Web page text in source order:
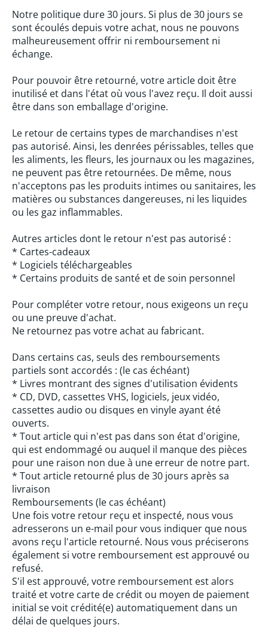
Notre politique dure 30 jours. Si plus de 30 jours se
sont écoulés depuis votre achat, nous ne pouvons
malheureusement offrir ni remboursement ni
échange.
Pour pouvoir être retourné, votre article doit être
inutilisé et dans l'état où vous l'avez reçu. Il doit aussi
être dans son emballage d'origine.
Le retour de certains types de marchandises n'est
pas autorisé. Ainsi, les denrées périssables, telles que
les aliments, les fleurs, les journaux ou les magazines,
ne peuvent pas être retournées. De même, nous
n'acceptons pas les produits intimes ou sanitaires, les
matières ou substances dangereuses, ni les liquides
ou les gaz inflammables.
Autres articles dont le retour n'est pas autorisé :
* Cartes-cadeaux
* Logiciels téléchargeables
* Certains produits de santé et de soin personnel
Pour compléter votre retour, nous exigeons un reçu
ou une preuve d'achat.
Ne retournez pas votre achat au fabricant.
Dans certains cas, seuls des remboursements
partiels sont accordés : (le cas échéant)
* Livres montrant des signes d'utilisation évidents
* CD, DVD, cassettes VHS, logiciels, jeux vidéo,
cassettes audio ou disques en vinyle ayant été
ouverts.
* Tout article qui n'est pas dans son état d'origine,
qui est endommagé ou auquel il manque des pièces
pour une raison non due à une erreur de notre part.
* Tout article retourné plus de 30 jours après sa
livraison
Remboursements (le cas échéant)
Une fois votre retour reçu et inspecté, nous vous
adresserons un e-mail pour vous indiquer que nous
avons reçu l'article retourné. Nous vous préciserons
également si votre remboursement est approuvé ou
refusé.
S'il est approuvé, votre remboursement est alors
traité et votre carte de crédit ou moyen de paiement
initial se voit crédité(e) automatiquement dans un
délai de quelques jours.